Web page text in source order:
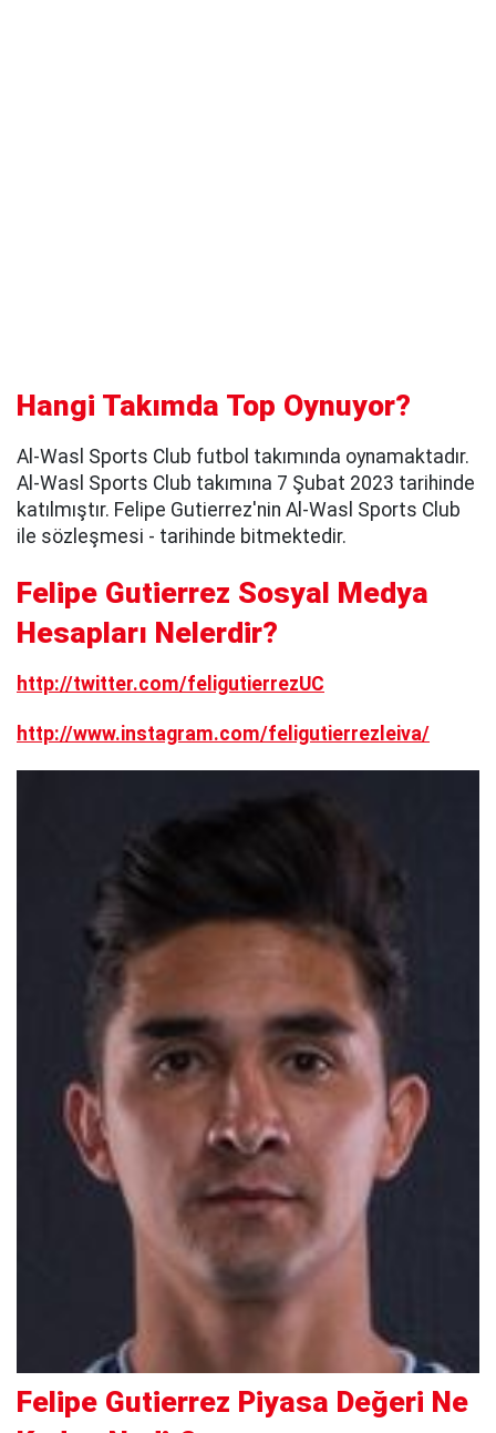
Hangi Takımda Top Oynuyor?
Al-Wasl Sports Club futbol takımında oynamaktadır.
Al-Wasl Sports Club takımına 7 Şubat 2023 tarihinde
katılmıştır. Felipe Gutierrez'nin Al-Wasl Sports Club
ile sözleşmesi - tarihinde bitmektedir.
Felipe Gutierrez Sosyal Medya
Hesapları Nelerdir?
http://twitter.com/feligutierrezUC
http://www.instagram.com/feligutierrezleiva/
Felipe Gutierrez Piyasa Değeri Ne